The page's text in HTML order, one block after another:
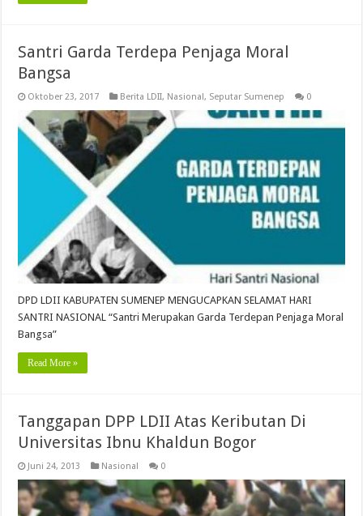
Santri Garda Terdepa Penjaga Moral
Bangsa
Oktober 23, 2017 Berita LDII, Nasional, Seputar Sumenep 0
DPD LDII KABUPATEN SUMENEP MENGUCAPKAN SELAMAT HARI
SANTRI NASIONAL “Santri Merupakan Garda Terdepan Penjaga Moral
Bangsa”
Read More »
Tanggapan DPP LDII Atas Keributan Di
Universitas Ibnu Khaldun Bogor
Juni 24, 2013 Nasional 0